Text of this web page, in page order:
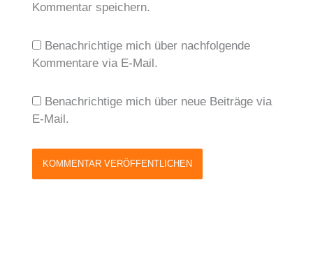
Kommentar speichern.
Benachrichtige mich über nachfolgende
Kommentare via E-Mail.
Benachrichtige mich über neue Beiträge via
E-Mail.